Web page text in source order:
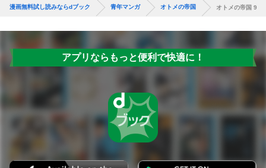
漫画無料試し読みならdブック 青年マンガ オトメの帝国 オトメの帝国 9
アプリならもっと便利で快適に！